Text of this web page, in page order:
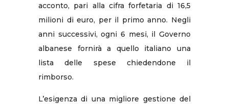
acconto, pari alla cifra forfetaria di 16,5
milioni di euro, per il primo anno. Negli
anni successivi, ogni 6 mesi, il Governo
albanese fornirà a quello italiano una
lista delle spese chiedendone il
rimborso.
L’esigenza di una migliore gestione del